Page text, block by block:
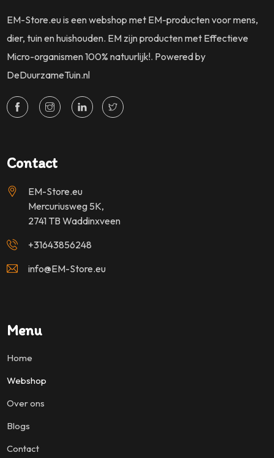
EM-Store.eu is een webshop met EM-producten voor mens,
dier, tuin en huishouden. EM zijn producten met Effectieve
Micro-organismen 100% natuurlijk!. Powered by
DeDuurzameTuin.nl
Contact
EM-Store.eu
Mercuriusweg 5K,
2741 TB Waddinxveen
+31643856248
info@EM-Store.eu
Menu
Home
Webshop
Over ons
Blogs
Contact